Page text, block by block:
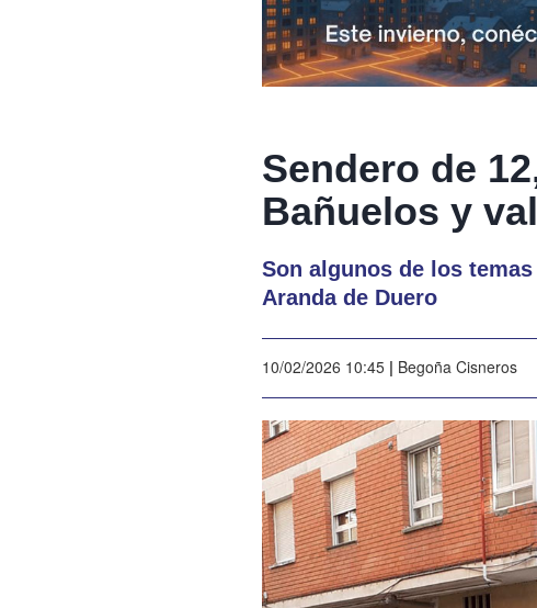
Sendero de
Bañuelos y
Son algunos de los
Aranda de Duero
10/02/2026 10:45 | Begoña Cisneros